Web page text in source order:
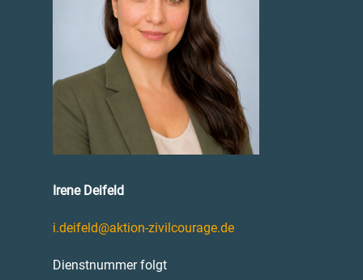
Irene Deifeld
i.deifeld@aktion-zivilcourage.de
Dienstnummer folgt